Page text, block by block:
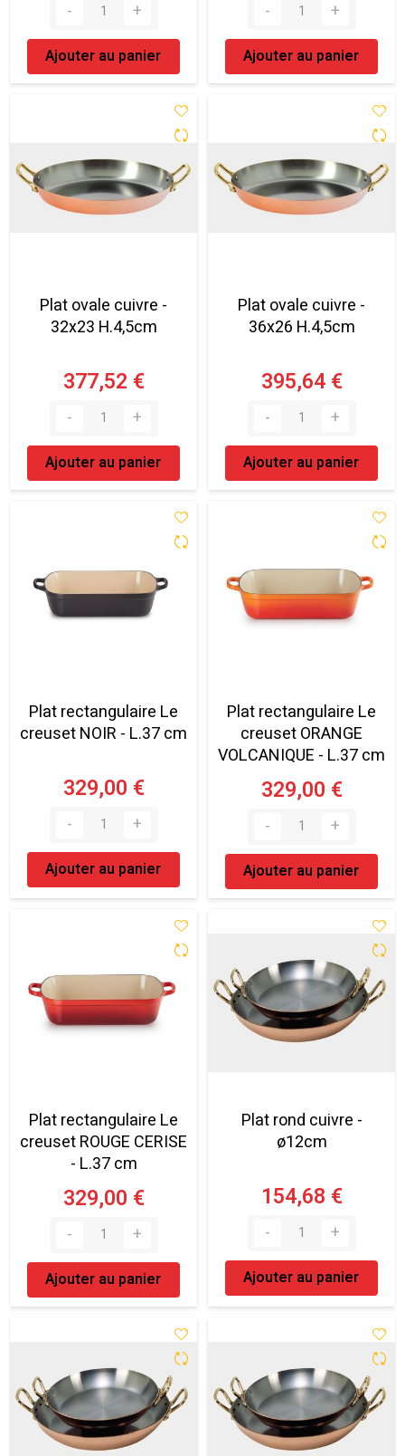
Ajouter au panier Ajouter au panier
Plat ovale cuivre -
32x23 H.4,5cm
377,52 €
Ajouter au panier
Plat ovale cuivre -
36x26 H.4,5cm
395,64 €
Ajouter au panier
Plat rectangulaire Le
creuset NOIR - L.37 cm
329,00 €
Ajouter au panier
Plat rectangulaire Le
creuset ORANGE
VOLCANIQUE - L.37 cm
329,00 €
Ajouter au panier
Plat rectangulaire Le
creuset ROUGE CERISE
- L.37 cm
329,00 €
Ajouter au panier
Plat rond cuivre -
ø12cm
154,68 €
Ajouter au panier